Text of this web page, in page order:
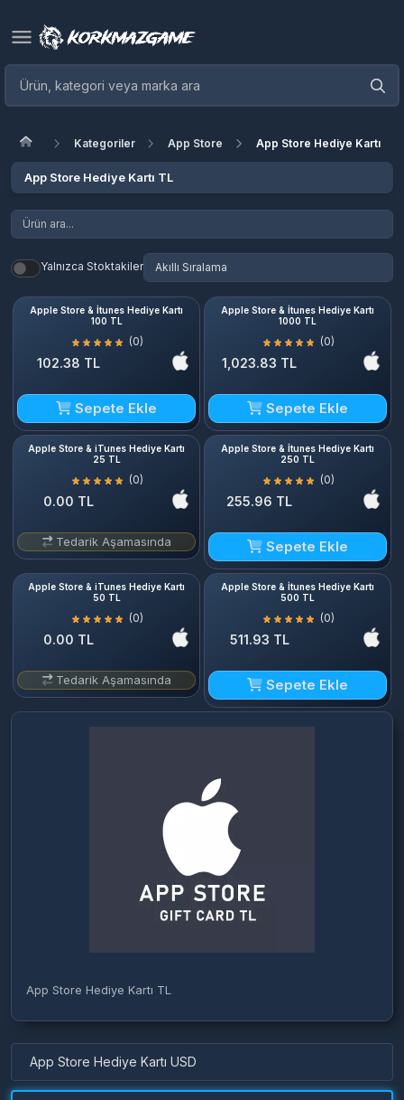
Kategoriler App Store App Store Hediye Kartı TL
App Store Hediye Kartı TL
Yalnızca Stoktakiler
Apple Store & İtunes Hediye Kartı
100 TL
(0)
102.38 TL
Sepete Ekle
Apple Store & İtunes Hediye Kartı
1000 TL
(0)
1,023.83 TL
Sepete Ekle
Apple Store & iTunes Hediye Kartı
25 TL
(0)
0.00 TL
Tedarik Aşamasında
Apple Store & İtunes Hediye Kartı
250 TL
(0)
255.96 TL
Sepete Ekle
Apple Store & iTunes Hediye Kartı
50 TL
(0)
0.00 TL
Tedarik Aşamasında
Apple Store & İtunes Hediye Kartı
500 TL
(0)
511.93 TL
Sepete Ekle
App Store Hediye Kartı TL
App Store Hediye Kartı USD